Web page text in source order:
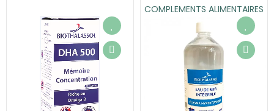
COMPLEMENTS ALIMENTAIRES